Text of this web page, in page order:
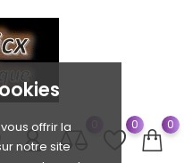
offrir la
notre site
0 0